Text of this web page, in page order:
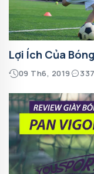
Lợi Ích Của
09 Th6, 2019